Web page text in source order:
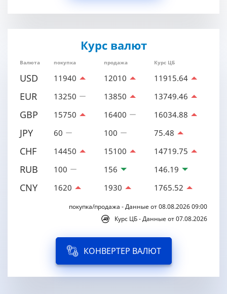
Курс валют
Валюта покупка продажа Курс ЦБ
USD 11940 12010 11915.64
EUR 13250 13850 13749.46
GBP 15750 16400 16034.88
JPY 60 100 75.48
CHF 14450 15100 14719.75
RUB 100 156 146.19
CNY 1620 1930 1765.52
покупка/продажа - Данные от 08.08.2026 09:00
Курс ЦБ - Данные от 07.08.2026
КОНВЕРТЕР ВАЛЮТ